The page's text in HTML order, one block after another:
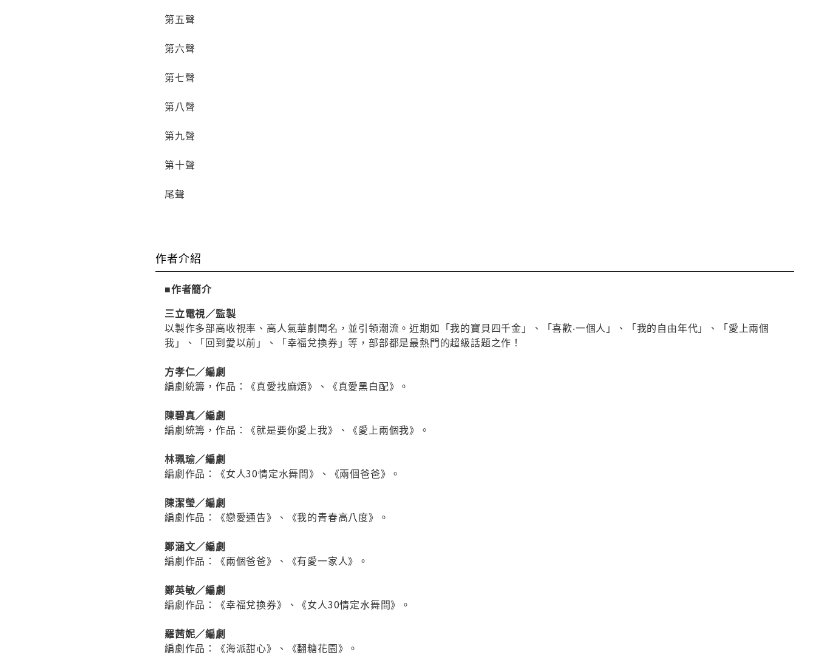
第五聲
第六聲
第七聲
第八聲
第九聲
第十聲
尾聲
作者介紹
■作者簡介
三立電視／監製
以製作多部高收視率、高人氣華劇聞名，並引領潮流。近期如「我的寶貝四千金」、「喜歡‧一個人」、「我的自由年代」、「愛上兩個
我」、「回到愛以前」、「幸福兌換券」等，部部都是最熱門的超級話題之作！
方孝仁／編劇
編劇統籌，作品：《真愛找麻煩》、《真愛黑白配》。
陳碧真／編劇
編劇統籌，作品：《就是要你愛上我》、《愛上兩個我》。
林珮瑜／編劇
編劇作品：《女人30情定水舞間》、《兩個爸爸》。
陳潔瑩／編劇
編劇作品：《戀愛通告》、《我的青春高八度》。
鄭涵文／編劇
編劇作品：《兩個爸爸》、《有愛一家人》。
鄭英敏／編劇
編劇作品：《幸福兌換券》、《女人30情定水舞間》。
羅茜妮／編劇
編劇作品：《海派甜心》、《翻糖花園》。